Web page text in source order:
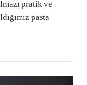
pratik ve
pasta